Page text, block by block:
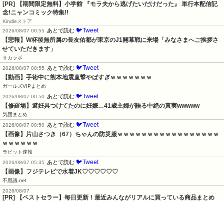
[PR] 【期間限定無料】小学館 『モラ夫から逃げたいだけだった』 単行本配信記
念!ニャンコミック特集!!
Kindleストア
2026/08/07 00:55
あとで読む 🐦Tweet
【悲報】W杯後無所属の長友佑都が東京のJ1開幕戦に来場「みなさまへご挨拶さ
せていただきます」
サカラボ
2026/08/07 00:55
あとで読む 🐦Tweet
【動画】手術中に熊本地震直撃やばすぎｗｗｗｗｗｗｗ
ガールズVIPまとめ
2026/08/07 00:50
あとで読む 🐦Tweet
【修羅場】避妊具つけてたのに妊娠…41歳主婦が語る中絶の真実wwwww
気団まとめ
2026/08/07 00:50
あとで読む 🐦Tweet
【画像】片山さつき（67）ちゃんの防災服ｗｗｗｗｗｗｗｗｗｗｗｗｗｗｗｗｗ
ｗｗｗｗｗｗ
ラビット速報
2026/08/07 05:35
あとで読む 🐦Tweet
【画像】フジテレビで水着JK♡♡♡♡♡♡
不思議.net
2026/08/07
[PR] 【ベストセラー】毎日更新！最近みんながリアルに買っている商品まとめ